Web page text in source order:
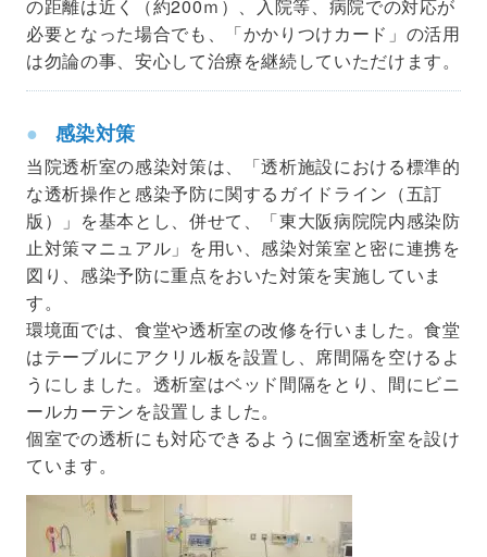
の距離は近く（約200ｍ）、入院等、病院での対応が
必要となった場合でも、「かかりつけカード」の活用
は勿論の事、安心して治療を継続していただけます。
感染対策
当院透析室の感染対策は、「透析施設における標準的
な透析操作と感染予防に関するガイドライン（五訂
版）」を基本とし、併せて、「東大阪病院院内感染防
止対策マニュアル」を用い、感染対策室と密に連携を
図り、感染予防に重点をおいた対策を実施していま
す。
環境面では、食堂や透析室の改修を行いました。食堂
はテーブルにアクリル板を設置し、席間隔を空けるよ
うにしました。透析室はベッド間隔をとり、間にビニ
ールカーテンを設置しました。
個室での透析にも対応できるように個室透析室を設け
ています。